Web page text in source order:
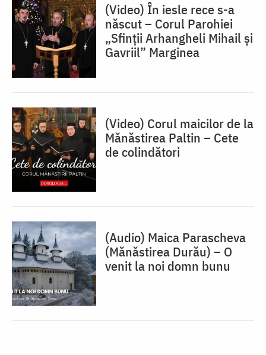
(Video) În iesle rece s-a
născut – Corul Parohiei
„Sfinții Arhangheli Mihail și
Gavriil” Marginea
(Video) Corul maicilor de la
Mănăstirea Paltin – Cete
de colindători
(Audio) Maica Parascheva
(Mănăstirea Durău) – O
venit la noi domn bunu